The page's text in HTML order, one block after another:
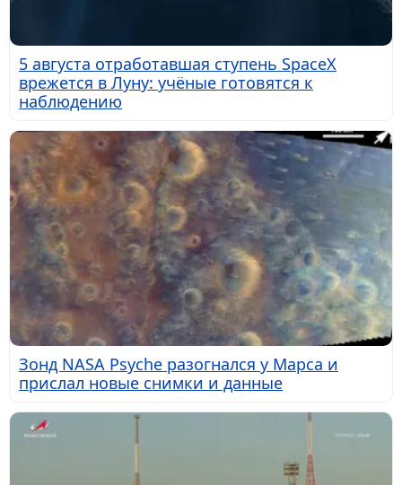
5 августа отработавшая ступень SpaceX
врежется в Луну: учёные готовятся к
наблюдению
Зонд NASA Psyche разогнался у Марса и
прислал новые снимки и данные